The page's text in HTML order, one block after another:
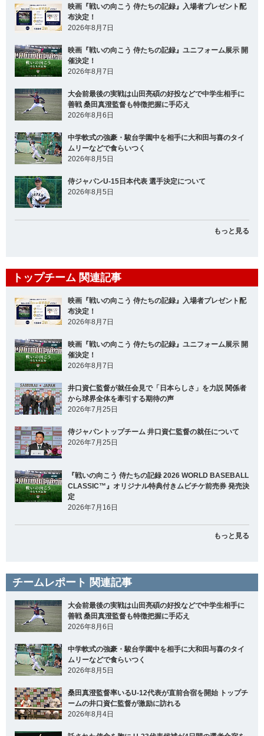
映画『戦いの向こう 侍たちの記録』入場者プレゼント配
布決定！
2026年8月7日
映画『戦いの向こう 侍たちの記録』ユニフォーム展示 開
催決定！
2026年8月7日
大会前最後の実戦は山田亮碩の好投などで中学生相手に
善戦 桑田真澄監督も特徴把握に手応え
2026年8月6日
中学軟式の強豪・駿台学園中を相手に大和田与喜のタイ
ムリーなどで食らいつく
2026年8月5日
侍ジャパンU-15日本代表 選手決定について
2026年8月5日
もっと見る
トップチーム 関連記事
映画『戦いの向こう 侍たちの記録』入場者プレゼント配
布決定！
2026年8月7日
映画『戦いの向こう 侍たちの記録』ユニフォーム展示 開
催決定！
2026年8月7日
井口資仁監督が就任会見で「日本らしさ」を力説 関係者
から球界全体を牽引する期待の声
2026年7月25日
侍ジャパントップチーム 井口資仁監督の就任について
2026年7月25日
『戦いの向こう 侍たちの記録 2026 WORLD BASEBALL
CLASSIC™』オリジナル特典付きムビチケ前売券 発売決
定
2026年7月16日
もっと見る
チームレポート 関連記事
大会前最後の実戦は山田亮碩の好投などで中学生相手に
善戦 桑田真澄監督も特徴把握に手応え
2026年8月6日
中学軟式の強豪・駿台学園中を相手に大和田与喜のタイ
ムリーなどで食らいつく
2026年8月5日
桑田真澄監督率いるU-12代表が直前合宿を開始 トップチ
ームの井口資仁監督が激励に訪れる
2026年8月4日